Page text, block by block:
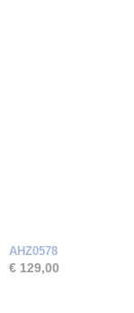
AHZ0578
€ 129,00